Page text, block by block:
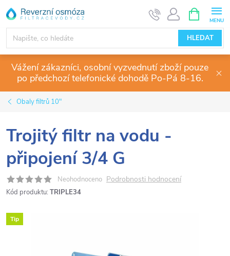
Přejít
na
obsah
HLEDAT
NÁKUPNÍ
KOŠÍK
Vážení zákazníci, osobní vyzvednutí zboží pouze
po předchozí telefonické dohodě Po-Pá 8-16.
Obaly filtrů 10"
Trojitý filtr na vodu -
připojení 3/4 G
Neohodnoceno Podrobnosti hodnocení
Kód produktu: TRIPLE34
Tip